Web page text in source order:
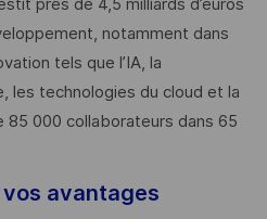
près de 4,5 milliards d’euros
notamment dans
tels que l’IA, la
les technologies du cloud et la
85 000 collaborateurs dans 65
avantages